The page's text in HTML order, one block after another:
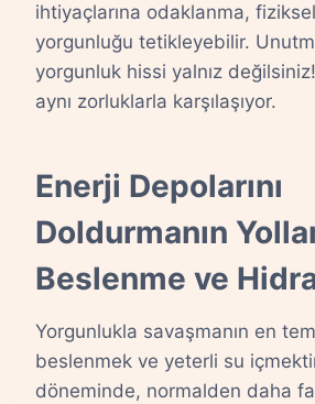
ihtiyaçlarına odaklanma,
yorgunluğu tetikleyebilir.
yorgunluk hissi yalnız
aynı zorluklarla karşılaşıyor.
Enerji Depolarını
Doldurmanın
Beslenme ve
Yorgunlukla savaşmanın en
beslenmek ve yeterli su
döneminde, normalden daha